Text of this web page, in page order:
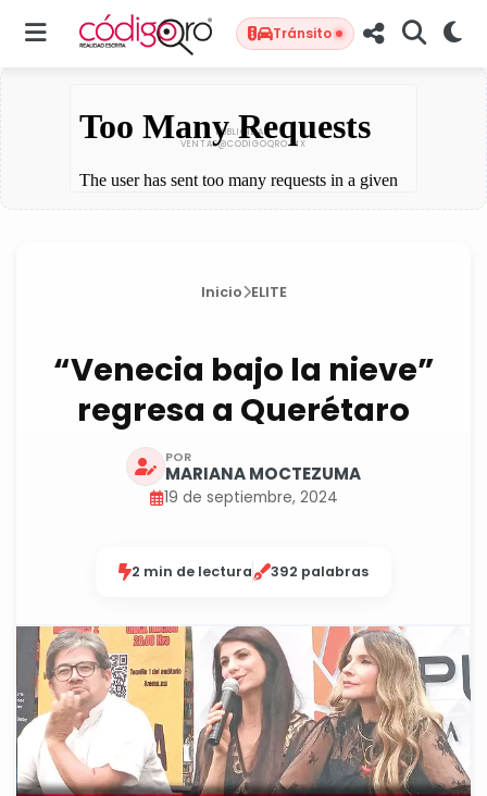
Tránsito
Inicio ELITE
“Venecia bajo la nieve”
regresa a Querétaro
POR
MARIANA MOCTEZUMA
19 de septiembre, 2024
2 min de lectura 392 palabras